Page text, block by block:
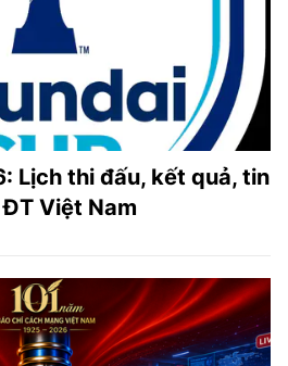
Lịch thi đấu, kết quả, tin
Việt Nam